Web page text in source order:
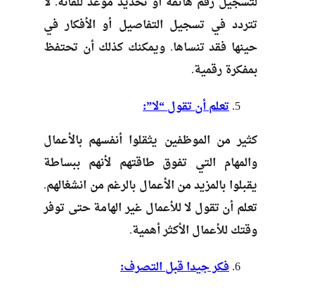
تتردد في تسجيل التفاصيل أو الأفكار في
حينها فقد تنساها. ويمكنك كذلك أن تحتفظ
بمفكرة رقمية.
تعلم أن تقول “لا”:
كثير من الموظفين يثقلوا أنفسهم بالأعمال
والمهام التي تفوق طاقتهم لأنهم ببساطة
يقبلوا بالمزيد من الأعمال بالرغم من انشغالهم.
تعلم أن تقول لا للأعمال غير الهامة حتى توفر
وقتك للأعمال الأكثر أهمية.
فكر جيدا قبل التصرف: